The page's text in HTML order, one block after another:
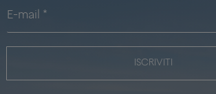
ISCRIVITI